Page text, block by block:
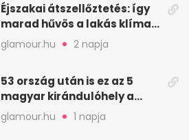
Éjszakai átszellőztetés: így
marad hűvös a lakás klíma
nélkül
glamour.hu 2 napja
53 ország után is ez az 5
magyar kirándulóhely a
kedvencem
glamour.hu 1 napja